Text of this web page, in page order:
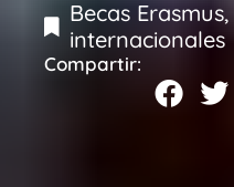
Becas Erasmus,
internacionales
Compartir: